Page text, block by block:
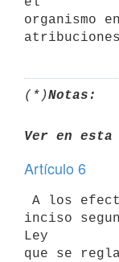
organismo
(*)Notas:
Ver en
Artículo 6
inciso
Ley
que se